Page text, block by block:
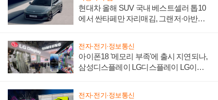
현대차 올해 SUV 국내 베스트셀러 톱10
에서 싼타페만 자리매김, 그랜저·아반떼
전자·전기·정보통신
아이폰18 '메모리 부족'에 출시 지연되나,
삼성디스플레이 LG디스플레이 LG이노
전자·전기·정보통신